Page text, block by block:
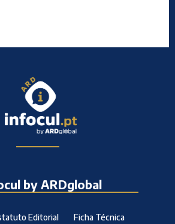
by ARDglobal
Editorial Ficha Técnica